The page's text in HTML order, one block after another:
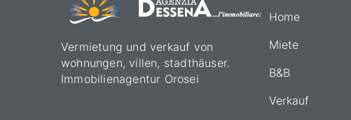
Vermietung und verkauf von
wohnungen, villen, stadthäuser.
Immobilienagentur Orosei
Home
Miete
B&B
Verkauf